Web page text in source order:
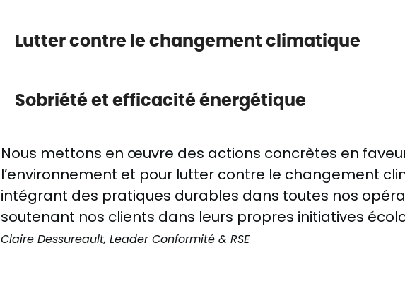
Lutter contre le changement climatique
Sobriété et efficacité énergétique
Nous mettons en œuvre des actions concrètes en
l’environnement et pour lutter contre le changement
intégrant des pratiques durables dans toutes nos
soutenant nos clients dans leurs propres initiatives
Claire Dessureault, Leader Conformité & RSE